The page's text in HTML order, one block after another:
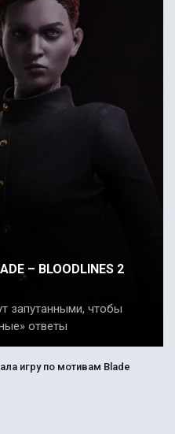
– BLOODLINES 2
запутанными, чтобы
ответы
игру по мотивам Blade